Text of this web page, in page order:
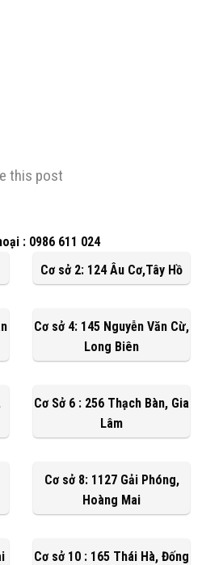
this post
: 0986 611 024
Cơ sở 2: 124 Âu Cơ,Tây Hồ
Cơ sở 4: 145 Nguyễn Văn Cừ,
Long Biên
Cơ Sở 6 : 256 Thạch Bàn, Gia
Lâm
Cơ sở 8: 1127 Gải Phóng,
Hoàng Mai
Cơ sở 10 : 165 Thái Hà, Đống